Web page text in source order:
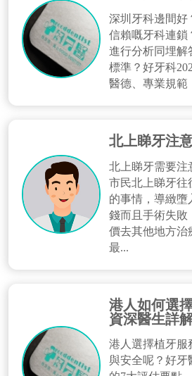
深圳牙科邊間好
信賴嘅牙科連鎖
進行分析同埋解
標準？好牙科
醫德、專業規範
北上睇牙注
北上睇牙需要注
市民北上睇牙往
的事情，導緻墮
錢而且手術失敗
價去其他地方治
最...
港人如何選
資深醫生詳
港人選擇植牙服
與安全呢？好牙